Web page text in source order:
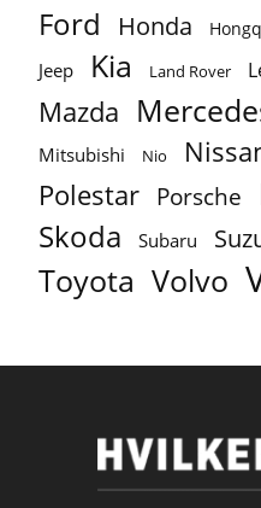
Ford Honda
Jeep Kia Land Rover
Mazda
Mitsubishi Nio
Polestar Porsche
Skoda Subaru
Toyota Volvo